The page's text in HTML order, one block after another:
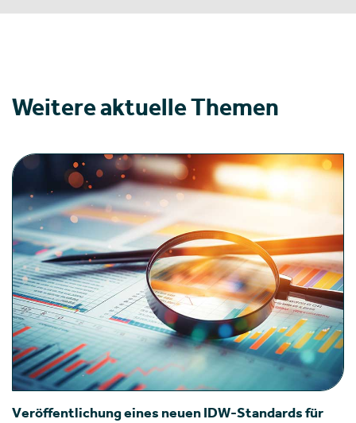
Weitere aktuelle Themen
Veröffentlichung eines neuen IDW-Standards für